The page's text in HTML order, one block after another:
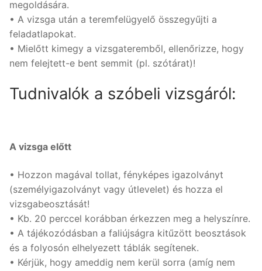
megoldására.
• A vizsga után a teremfelügyelő összegyűjti a
feladatlapokat.
• Mielőtt kimegy a vizsgateremből, ellenőrizze, hogy
nem felejtett-e bent semmit (pl. szótárat)!
Tudnivalók a szóbeli vizsgáról:
A vizsga előtt
• Hozzon magával tollat, fényképes igazolványt
(személyigazolványt vagy útlevelet) és hozza el
vizsgabeosztását!
• Kb. 20 perccel korábban érkezzen meg a helyszínre.
• A tájékozódásban a faliújságra kitűzött beosztások
és a folyosón elhelyezett táblák segítenek.
• Kérjük, hogy ameddig nem kerül sorra (amíg nem